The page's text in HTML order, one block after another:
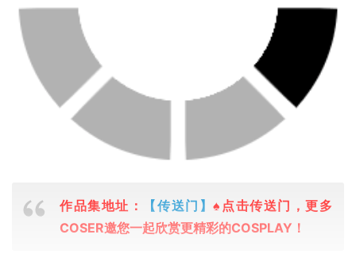
作品集地址： 【传送门】♠点击传送门，更多
COSER邀您一起欣赏更精彩的COSPLAY！